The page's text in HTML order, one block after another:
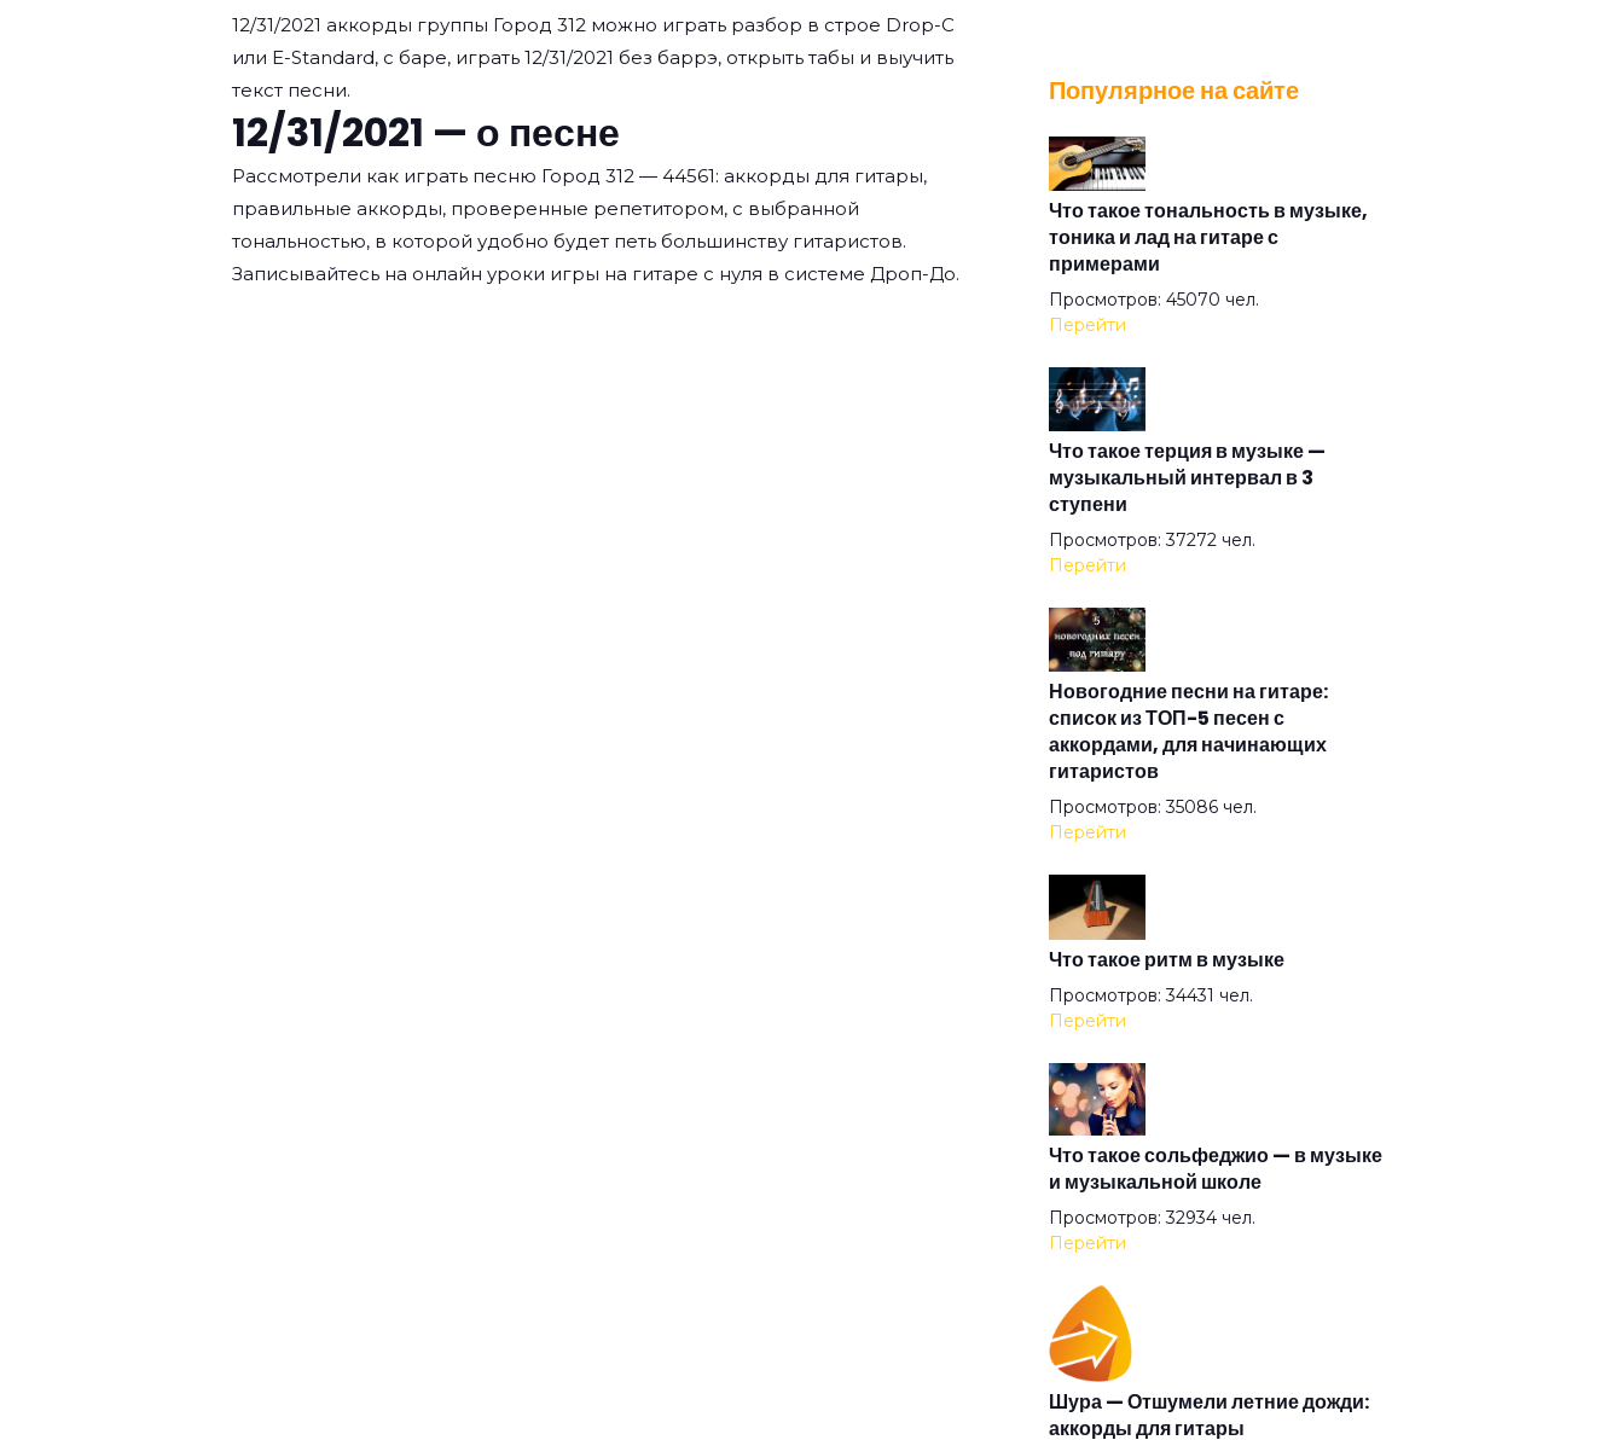
12/31/2021 аккорды группы Город 312 можно играть разбор в строе Drop-C
или E-Standard, с баре, играть 12/31/2021 без баррэ, открыть табы и выучить
текст песни.
12/31/2021 — о песне
Рассмотрели как играть песню Город 312 — 44561: аккорды для гитары,
правильные аккорды, проверенные репетитором, с выбранной
тональностью, в которой удобно будет петь большинству гитаристов.
Записывайтесь на онлайн уроки игры на гитаре с нуля в системе Дроп-До.
Доброе утро
Друзьям
Зима
Катится
Конверт
Космос
Мама
Место под солнцем
Многоточие
Нас миллионы
Не теряй меня
Небо в алмазах
Невероятный день
Невидимка
Популярное на сайте
Что такое тональность в музыке,
тоника и лад на гитаре с
примерами
Просмотров: 45070 чел.
Перейти
Что такое терция в музыке —
музыкальный интервал в 3
ступени
Просмотров: 37272 чел.
Перейти
Новогодние песни на гитаре:
список из ТОП-5 песен с
аккордами, для начинающих
гитаристов
Просмотров: 35086 чел.
Перейти
Что такое ритм в музыке
Просмотров: 34431 чел.
Перейти
Что такое сольфеджио — в музыке
и музыкальной школе
Просмотров: 32934 чел.
Перейти
Шура — Отшумели летние дожди:
аккорды для гитары